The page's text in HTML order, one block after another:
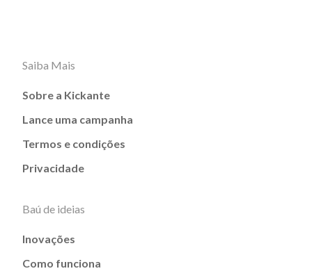
Saiba Mais
Sobre a Kickante
Lance uma campanha
Termos e condições
Privacidade
Baú de ideias
Inovações
Como funciona